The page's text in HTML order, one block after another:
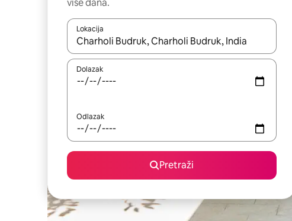
više dana.
Lokacija
Kada budu dostupni rezultati, moći ćete ih pregledati
Dolazak
Odlazak
Pretraži